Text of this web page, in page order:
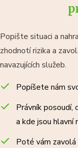
Popište situaci a
zhodnotí rizika a
navazujících služeb.
Popíšete nám
Právník posoudí,
a kde jsou hlavní
Poté vám zavolá